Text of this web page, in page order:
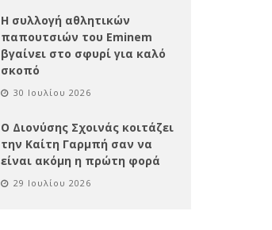
Η συλλογή αθλητικών
παπουτσιών του Eminem
βγαίνει στο σφυρί για καλό
σκοπό
30 Ιουλίου 2026
Ο Διονύσης Σχοινάς κοιτάζει
την Καίτη Γαρμπή σαν να
είναι ακόμη η πρώτη φορά
29 Ιουλίου 2026